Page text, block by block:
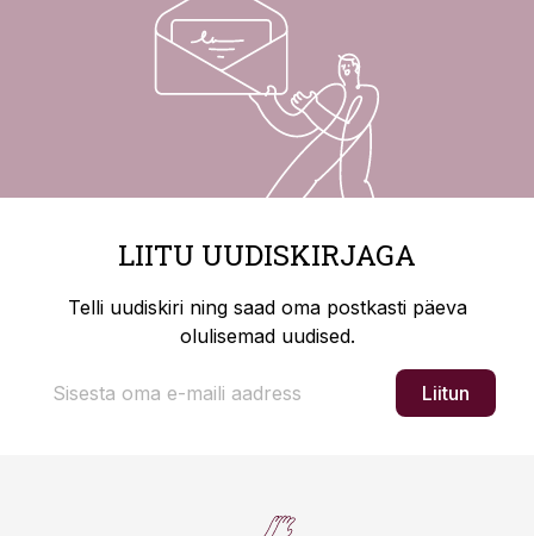
LIITU UUDISKIRJAGA
Telli uudiskiri ning saad oma postkasti päeva
olulisemad uudised.
Liitun